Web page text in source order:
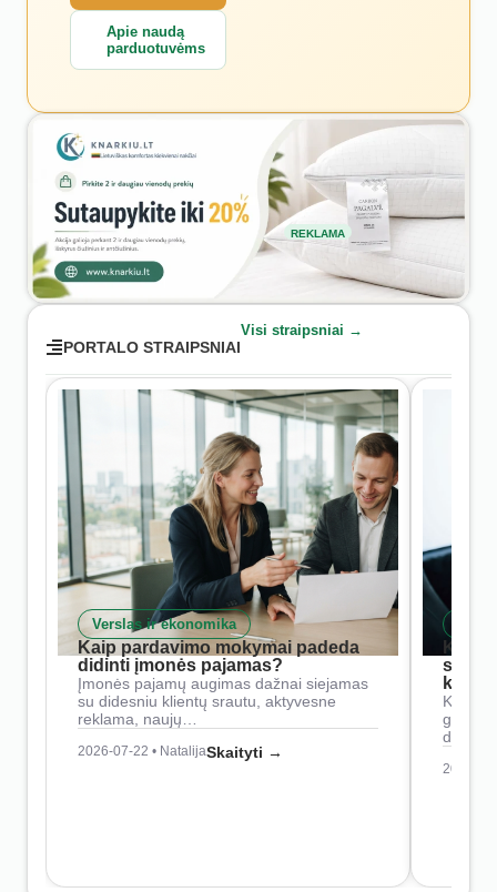
Apie naudą
parduotuvėms
REKLAMA
PORTALO STRAIPSNIAI
Visi straipsniai →
Verslas ir ekonomika
Kaip pardavimo mokymai padeda
didinti įmonės pajamas?
Įmonės pajamų augimas dažnai siejamas
su didesniu klientų srautu, aktyvesne
reklama, naujų…
2026-07-22 • NatalijaSkaityti →
Kaip
2026-